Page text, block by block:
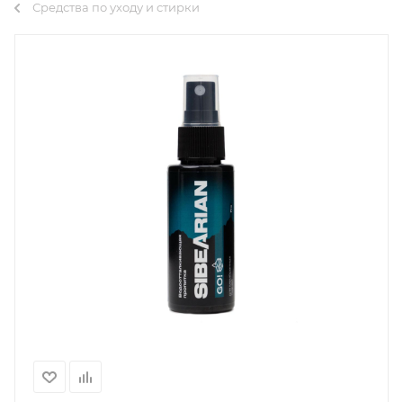
Средства по уходу и стирки